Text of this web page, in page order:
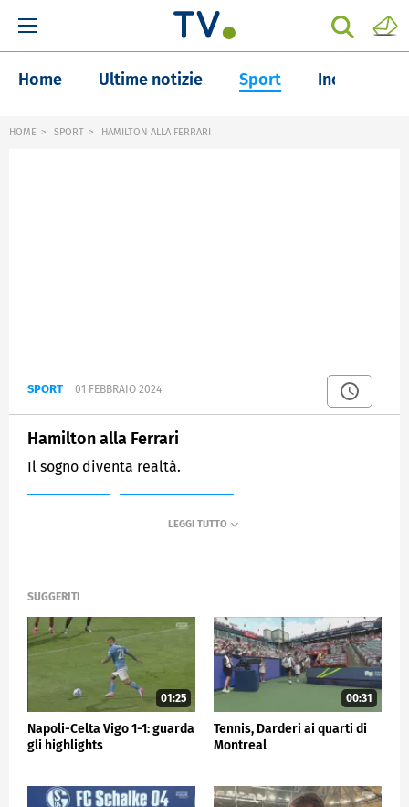
Home Ultime notizie Sport Inchieste
HOME SPORT HAMILTON ALLA FERRARI
SPORT 01 FEBBRAIO 2024
Hamilton alla Ferrari
Il sogno diventa realtà.
SUGGERITI
01:25
Napoli-Celta Vigo 1-1: guarda
gli highlights
00:31
Tennis, Darderi ai quarti di
Montreal